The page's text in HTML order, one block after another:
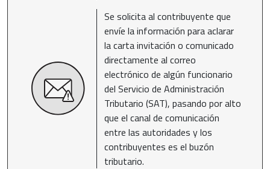
Se solicita al contribuyente que
envíe la información para aclarar
la carta invitación o comunicado
directamente al correo
electrónico de algún funcionario
del Servicio de Administración
Tributario (SAT), pasando por alto
que el canal de comunicación
entre las autoridades y los
contribuyentes es el buzón
tributario.